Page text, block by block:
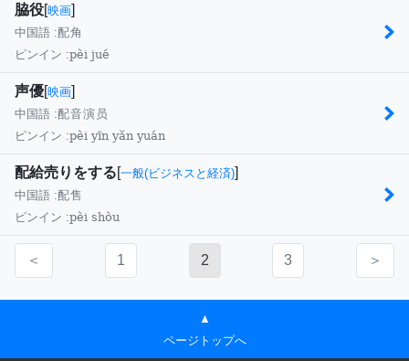
脇役[映画]
中国語 :配角
ピンイン :pèi jué
声優[映画]
中国語 :配音演员
ピンイン :pèi yīn yǎn yuán
配給売りをする[一般(ビジネスと経済)]
中国語 :配售
ピンイン :pèi shòu
＜ 1 2 3 ＞
▲
ページトップへ